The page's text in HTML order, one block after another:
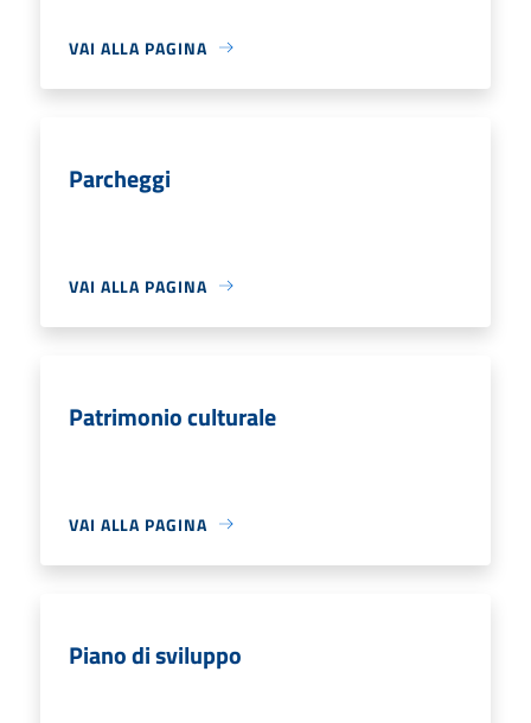
VAI ALLA PAGINA
Parcheggi
VAI ALLA PAGINA
Patrimonio culturale
VAI ALLA PAGINA
Piano di sviluppo